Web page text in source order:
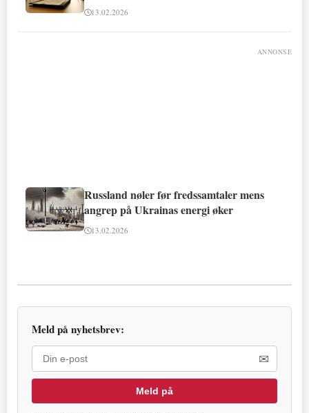
13.02.2026
ANNONSE
Russland nøler før fredssamtaler mens
angrep på Ukrainas energi øker
13.02.2026
Meld på nyhetsbrev:
✉
Meld på